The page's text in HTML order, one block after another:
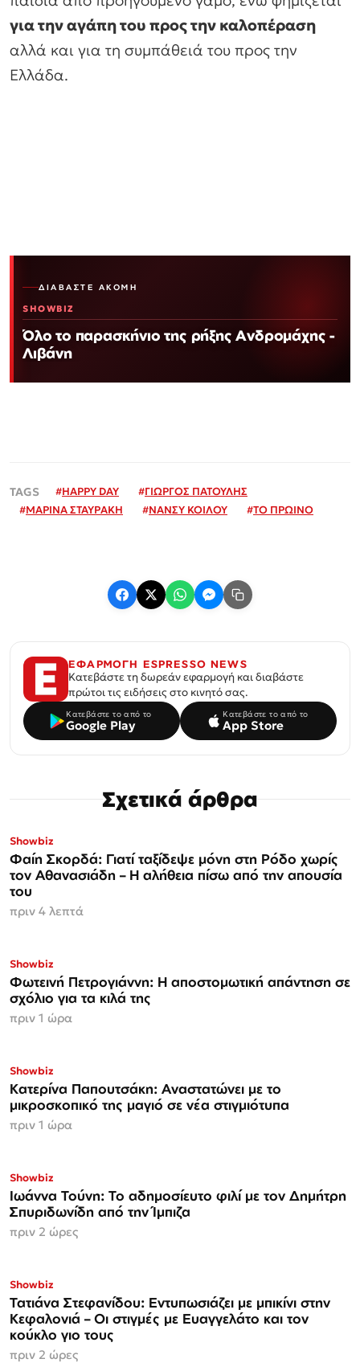
για την αγάπη του προς την καλοπέραση
αλλά και για τη συμπάθειά του προς την
Ελλάδα.
ΔΙΑΒΆΣΤΕ ΑΚΌΜΗ
SHOWBIZ
Όλο το παρασκήνιο της ρήξης Ανδρομάχης -
Λιβάνη
#HAPPY DAY #ΓΙΩΡΓΟΣ ΠΑΤΟΥΛΗΣ
#ΜΑΡΙΝΑ ΣΤΑΥΡΑΚΗ #ΝΑΝΣΥ ΚΟΙΛΟΥ #ΤΟ ΠΡΩΙΝΟ
ΕΦΑΡΜΟΓΗ ESPRESSO NEWS
Κατεβάστε τη δωρεάν εφαρμογή και διαβάστε
πρώτοι τις ειδήσεις στο κινητό σας.
Κατεβάστε το από το
Google Play
Κατεβάστε το από το
App Store
Σχετικά άρθρα
Showbiz
Φαίη Σκορδά: Γιατί ταξίδεψε μόνη στη Ρόδο χωρίς
τον Αθανασιάδη – Η αλήθεια πίσω από την απουσία
του
πριν 4 λεπτά
Showbiz
Φωτεινή Πετρογιάννη: Η αποστομωτική απάντηση σε
σχόλιο για τα κιλά της
πριν 1 ώρα
Showbiz
Κατερίνα Παπουτσάκη: Αναστατώνει με το
μικροσκοπικό της μαγιό σε νέα στιγμιότυπα
πριν 1 ώρα
Showbiz
Ιωάννα Τούνη: Το αδημοσίευτο φιλί με τον Δημήτρη
Σπυριδωνίδη από την Ίμπιζα
πριν 2 ώρες
Showbiz
Τατιάνα Στεφανίδου: Εντυπωσιάζει με μπικίνι στην
Κεφαλονιά – Οι στιγμές με Ευαγγελάτο και τον
κούκλο γιο τους
πριν 2 ώρες